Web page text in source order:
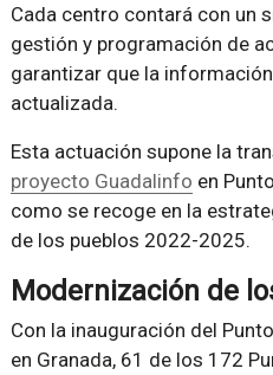
Cada centro contará con un
gestión y programación de
garantizar que la
actualizada.
Esta actuación supone la
proyecto Guadalinfo en
como se recoge en la
de los pueblos 2022-2025.
Modernización de
Con la inauguración del
en Granada, 61 de los 172